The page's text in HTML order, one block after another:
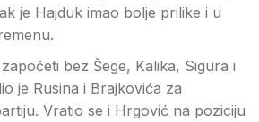
je Hajduk imao bolje prilike i u
bez Šege, Kalika, Sigura i
je Rusina i Brajkovića za
Vratio se i Hrgović na poziciju